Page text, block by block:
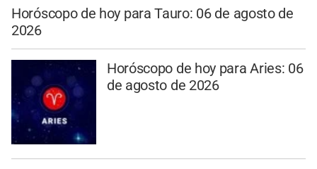
Horóscopo de hoy para Tauro: 06 de agosto de
2026
Horóscopo de hoy para Aries: 06
de agosto de 2026